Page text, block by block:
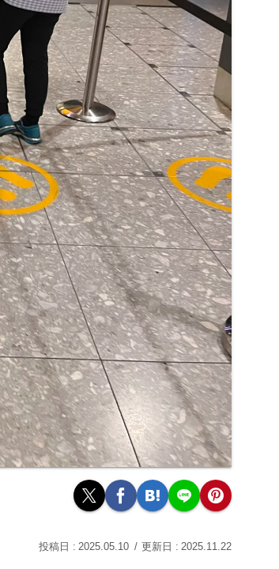
2025.05.10 2025.11.22